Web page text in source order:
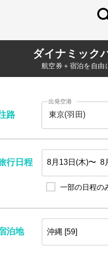
ダイナミック
航空券＋宿泊を自由
路
出発空港
行日程
一部の日程の
泊地